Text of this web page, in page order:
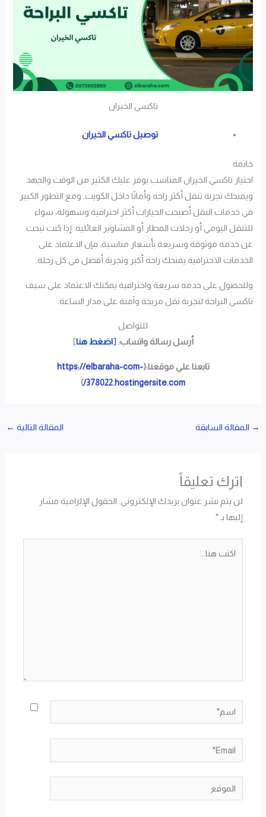
تاكسي الخيران
توصيل تاكسي الخيران
خاتمة
اختيار تاكسي الخيران المناسب يوفر عليك الكثير من الوقت والجهد
ويمنحك تجربة تنقل أكثر راحة وأمانًا داخل الكويت. ومع التطور الكبير
في خدمات النقل أصبحت الخيارات أكثر احترافية وسهولة، سواء
للتنقل اليومي أو رحلات المطار أو المشاوير العائلية. إذا كنت تبحث
عن خدمة موثوقة وسريعة بأسعار مناسبة، فإن الاعتماد على
الخدمات الاحترافية يمنحك راحة أكبر وتجربة أفضل في كل رحلة.
وللحصول على خدمة سريعة واحترافية يمكنك الاعتماد على سيف
تاكسي البراحة لتجربة نقل مريحة وآمنة على مدار الساعة.
للتواصل
أرسل رسالة واتساب: [اضغط هنا]
تابعنا علي موقعنا:(https://elbaraha-com-
378022.hostingersite.com/
)
→ المقالة السابقة المقالة التالية ←
اترك تعليقاً
لن يتم نشر عنوان بريدك الإلكتروني. الحقول الإلزامية مشار
إليها بـ*
اسم*
Email*
الموقع